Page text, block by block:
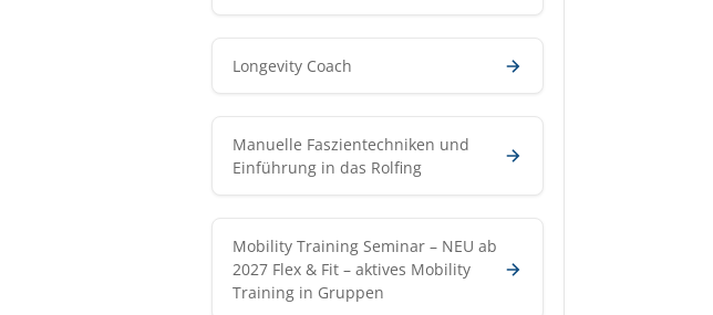
Longevity Coach
Manuelle Faszientechniken und
Einführung in das Rolfing
Mobility Training Seminar – NEU ab
2027 Flex & Fit – aktives Mobility
Training in Gruppen